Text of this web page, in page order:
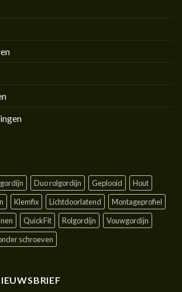
Duo rolgordijn Geplooid
Hout
Klemfix Lichtdoorlatend
Montageprofiel
QuickFit Rolgordijn
Vouwgordijn
schroeven